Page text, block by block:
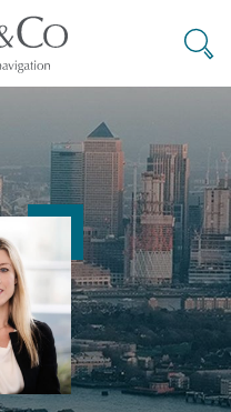
Jets
Liability
Dispute
商业与合规保险
Arbitration
Disputes
Litigation
& Natural Resources
& Commodities
Form
Commercial &
Disputes
法
施
& Corruption
Investigations
赔新模式
搜寻